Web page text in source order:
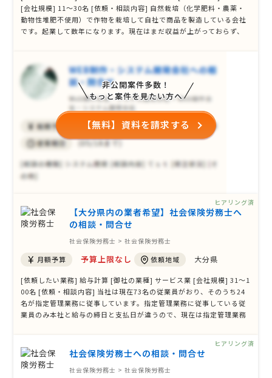
[会社規模] 11〜30名 [依頼・相談内容] 自然栽培（化学肥料・農薬・
動物性堆肥不使用）で作物を栽培して自社で商品を製造している会社
です。起業して数年になります。現在はまだ収益が上がっておらず、
る体制にしようと思 …
非公開案件多数！
もっと案件を見たい方へ
【無料】資料を請求する
【大分県内の業者希望】社会保険労務士へ
の相談・問合せ
社会保険労務士 > 社会保険労務士
月額予算 予算上限なし 依頼地域 大分県
[依頼したい業務] 給与計算 [御社の業種] サービス業 [会社規模] 31〜1
00名 [依頼・相談内容] 当社は現在73名の従業員がおり、そのうち24
名が指定管理業務に従事しています。指定管理業務に従事している従
業員のみ本社と給与の締日と支払日が違うので、現在は指定管理業務
来年3月末をもって …
ヒアリング済
社会保険労務士への相談・問合せ
社会保険労務士 > 社会保険労務士
ヒアリング済